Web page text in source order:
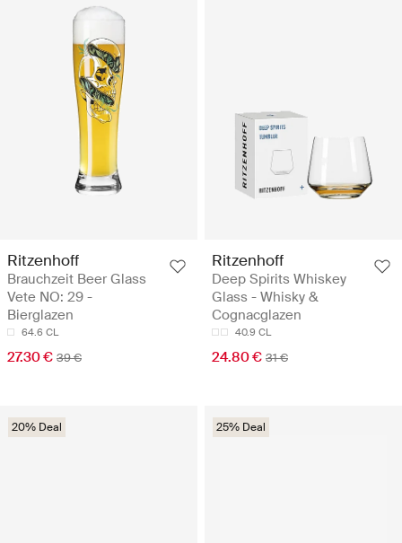
Ritzenhoff
Brauchzeit Beer Glass
Vete NO: 29 -
Bierglazen
64.6 CL
27.30 € 39 €
Ritzenhoff
Deep Spirits Whiskey
Glass - Whisky &
Cognacglazen
40.9 CL
24.80 € 31 €
20% Deal 25% Deal